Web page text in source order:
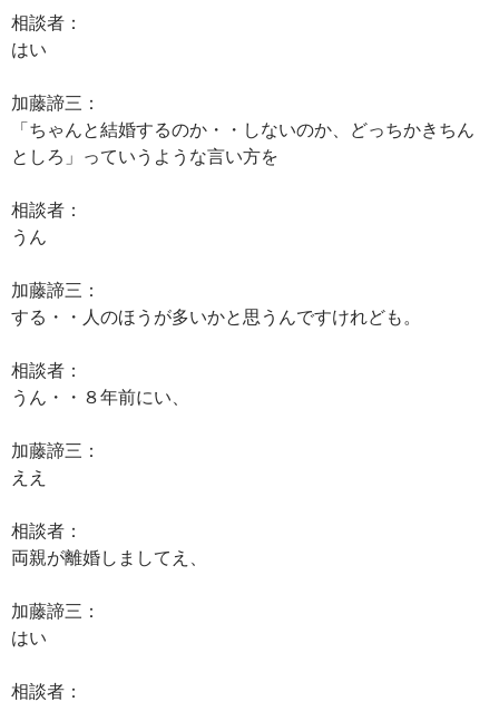
相談者：
はい
加藤諦三：
「ちゃんと結婚するのか・・しないのか、どっちかきちん
としろ」っていうような言い方を
相談者：
うん
加藤諦三：
する・・人のほうが多いかと思うんですけれども。
相談者：
うん・・８年前にい、
加藤諦三：
ええ
相談者：
両親が離婚しましてえ、
加藤諦三：
はい
相談者：